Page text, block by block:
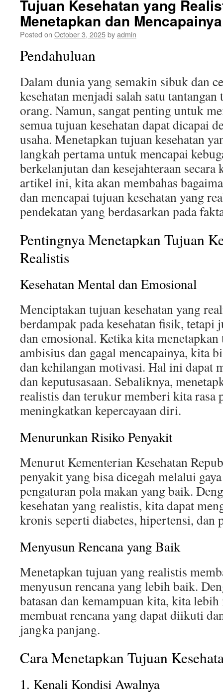
Tujuan Kesehatan yang
Menetapkan dan Mencapainya
Posted on October 3, 2025byadmin
Pendahuluan
Dalam dunia yang semakin sibuk dan
kesehatan menjadi salah satu
orang. Namun, sangat penting untuk
semua tujuan kesehatan dapat dicapai
usaha. Menetapkan tujuan kesehatan
langkah pertama untuk mencapai
berkelanjutan dan kesejahteraan
artikel ini, kita akan membahas
dan mencapai tujuan kesehatan yang
pendekatan yang berdasarkan pada
Pentingnya Menetapkan Tujuan
Realistis
Kesehatan Mental dan Emosional
Menciptakan tujuan kesehatan yang
berdampak pada kesehatan fisik, tetapi
dan emosional. Ketika kita
ambisius dan gagal mencapainya, kita
dan kehilangan motivasi. Hal ini dapat
dan keputusasaan. Sebaliknya,
realistis dan terukur memberi kita rasa
meningkatkan kepercayaan diri.
Menurunkan Risiko Penyakit
Menurut Kementerian Kesehatan
penyakit yang bisa dicegah melalui
pengaturan pola makan yang baik.
kesehatan yang realistis, kita dapat
kronis seperti diabetes, hipertensi, dan
Menyusun Rencana yang Baik
Menetapkan tujuan yang realistis
menyusun rencana yang lebih baik.
batasan dan kemampuan kita, kita
membuat rencana yang dapat diikuti
jangka panjang.
Cara Menetapkan Tujuan
1. Kenali Kondisi Awalnya